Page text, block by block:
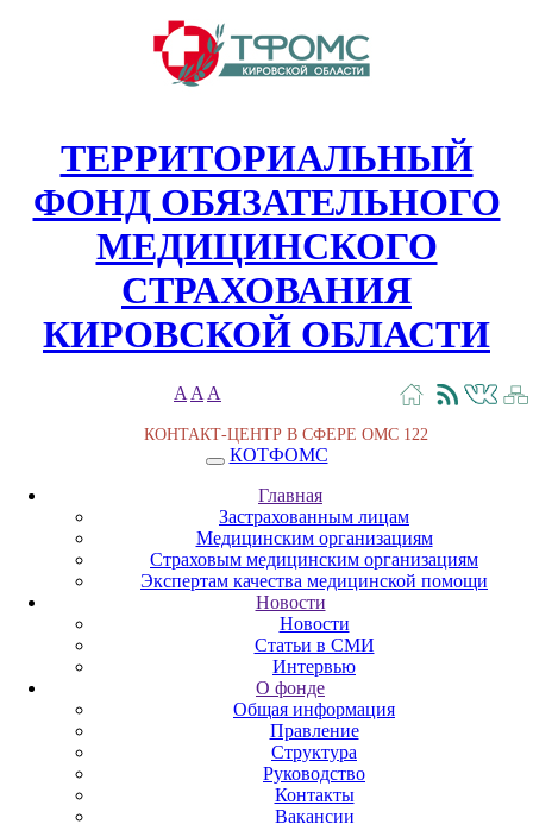
ТЕРРИТОРИАЛЬНЫЙ
ФОНД ОБЯЗАТЕЛЬНОГО
МЕДИЦИНСКОГО
СТРАХОВАНИЯ
КИРОВСКОЙ ОБЛАСТИ
A A A
КОНТАКТ-ЦЕНТР В СФЕРЕ ОМС 122
КОТФОМС
Главная
Застрахованным лицам
Медицинским организациям
Страховым медицинским организациям
Экспертам качества медицинской помощи
Новости
Новости
Статьи в СМИ
Интервью
О фонде
Общая информация
Правление
Структура
Руководство
Контакты
Вакансии